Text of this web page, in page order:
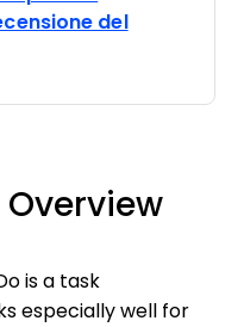
del
Overview
is a task
especially well for